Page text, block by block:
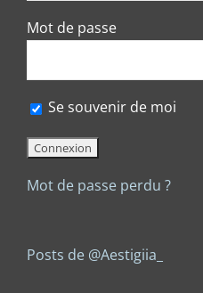
Mot de passe
Se souvenir de moi
Mot de passe perdu ?
Posts de @Aestigiia_